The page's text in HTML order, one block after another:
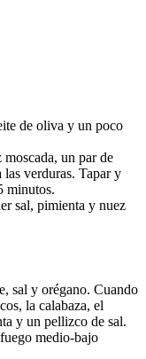
de oliva y un poco
un par de
verduras. Tapar y
minutos.
sal, pimienta y nuez
sal y orégano. Cuando
la calabaza, el
y un pellizco de sal.
medio-bajo